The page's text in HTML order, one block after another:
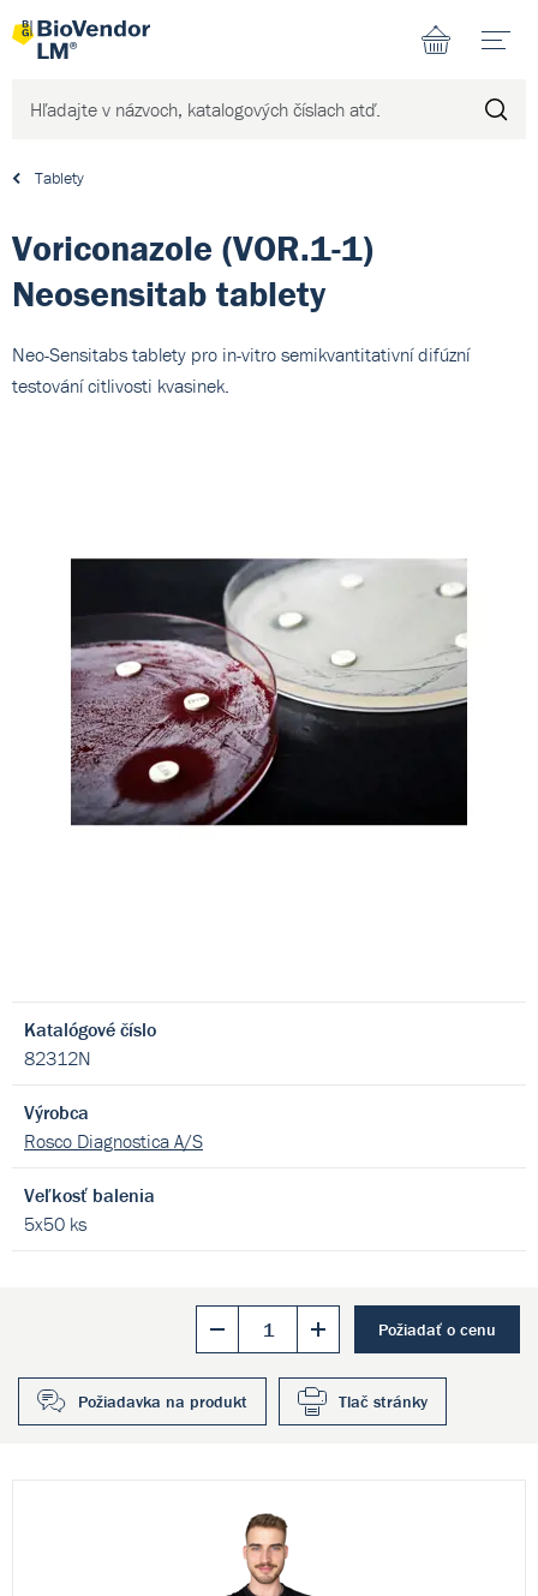
Tablety
Voriconazole (VOR.1-1)
Neosensitab tablety
Neo-Sensitabs tablety pro in-vitro semikvantitativní difúzní
testování citlivosti kvasinek.
Katalógové číslo
82312N
Výrobca
Rosco Diagnostica A/S
Veľkosť balenia
5x50 ks
Požiadať o cenu
Požiadavka na produkt Tlač stránky